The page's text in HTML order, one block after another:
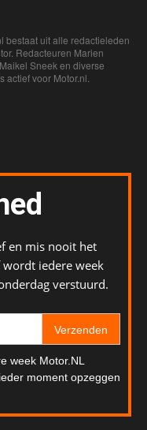
bestaat uit alle redactieleden
Redacteuren Marien
Sneek en diverse
actief voor Motor.nl.
en mis nooit het
iedere week
verstuurd.
Verzenden
week Motor.NL
moment opzeggen